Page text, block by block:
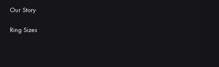
Our Story
Ring Sizes